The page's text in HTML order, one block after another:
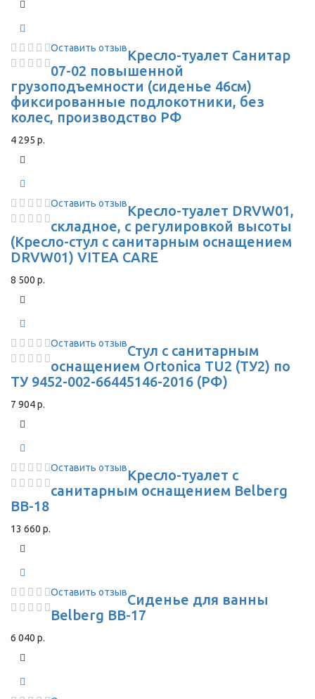
Оставить отзывКресло-туалет Санитар
07-02 повышенной
грузоподъемности (сиденье 46см)
фиксированные подлокотники, без
колес, производство РФ
4 295 р.
Оставить отзывКресло-туалет DRVW01,
складное, с регулировкой высоты
(Кресло-стул с санитарным оснащением
DRVW01) VITEA CARE
8 500 р.
Оставить отзывСтул с санитарным
оснащением Ortonica TU2 (ТУ2) по
ТУ 9452-002-66445146-2016 (РФ)
7 904 р.
Оставить отзывКресло-туалет с
санитарным оснащением Belberg
BB-18
13 660 р.
Оставить отзывСиденье для ванны
Belberg BB-17
6 040 р.